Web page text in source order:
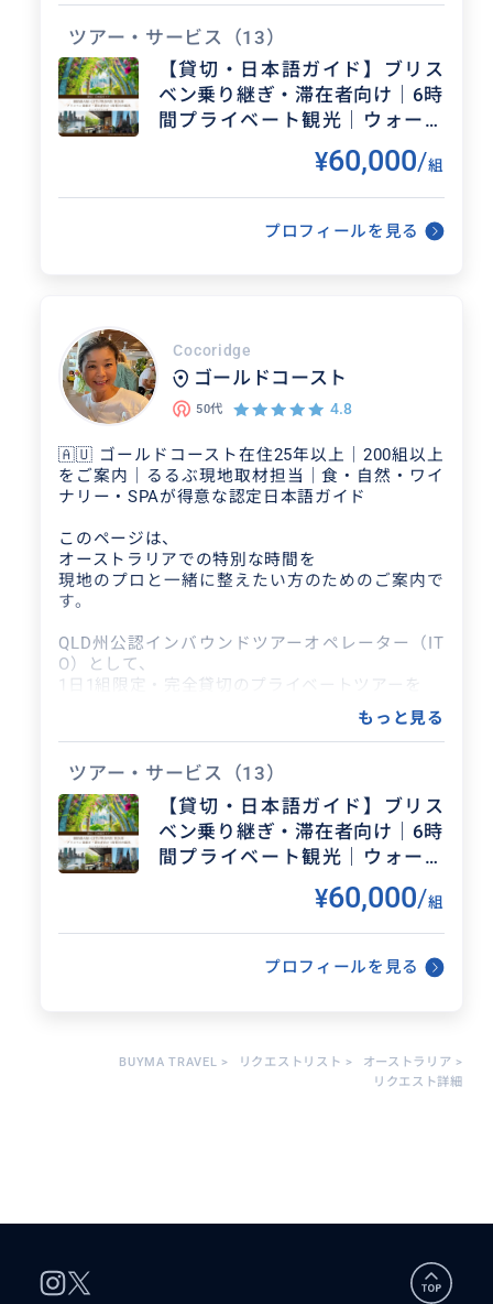
観光地を詰め込む旅ではなく、
お客様のペースと関心に合わせた
無理のない時間設計を大切にしています。
◼️ ガイドについて
・ゴールドコースト在住25年以上
・旅行情報誌「るるぶ」ゴールドコースト版の
ビジネス渡航者まで200組以上をご案内
・日本語・英語バイリンガル対応
・得意分野：自然体験・ワイナリー・
ご相談いただけます。
「何をしたらいいか分からない」
「詰め込みすぎたくない」
そんなご相談から一緒に組み立てていきます。
◼️ 移動について
TESLA Model Y（1〜3名様）または
VW Multivan（4〜6名様）の
清潔で快適な専用車でご案内します。
◼️ 選べる2プラン
【STANDARD PLAN】
日本語ガイド＋専用車でのご案内
す。
【PREMIUM PLAN】
事前アイテナリー作成・旅行全体の相談も
回数無制限でサポートします。
◼️ ご提供内容
✔ 1日1組限定・完全貸切
✔ 日本語ガイド・通訳対応
✔ TESLA または VW Multivan での専用車移動
✔ 事前相談〜当日の調整まで一貫サポート
✔ SPA・レストラン・アクティビティの手配も対
応
気になっていることをメッセージでお知らせくだ
ツアー・サービス
（13）
【貸切・日本語ガイド】ブリス
ベン乗り継ぎ・滞在者向け｜6時
間プライベート観光｜ウォータ
ーフロントランチ込みプランあ
¥60,000/組
プロフィールを見る
Cocoridge
ゴールドコースト
50代 4.8
🇦🇺 ゴールドコースト在住25年以上｜200組以上
をご案内｜るるぶ現地取材担当｜食・自然・ワイ
ナリー・SPAが得意な認定日本語ガイド
このページは、
オーストラリアでの特別な時間を
現地のプロと一緒に整えたい方のためのご案内で
す。
QLD州公認インバウンドツアーオペレーター（IT
O）として、
1日1組限定・完全貸切のプライベートツアーを
観光地を詰め込む旅ではなく、
お客様のペースと関心に合わせた
無理のない時間設計を大切にしています。
◼️ ガイドについて
・ゴールドコースト在住25年以上
・旅行情報誌「るるぶ」ゴールドコースト版の
ビジネス渡航者まで200組以上をご案内
・日本語・英語バイリンガル対応
・得意分野：自然体験・ワイナリー・
ご相談いただけます。
清潔で快適な専用車でご案内します。
◼️ 選べる2プラン
もっと見る
ツアー・サービス （13）
【貸切・日本語ガイド】ブリス
ベン乗り継ぎ・滞在者向け｜6時
間プライベート観光｜ウォータ
ーフロントランチ込みプランあ
¥60,000/組
プロフィールを見る
BUYMA TRAVEL > リクエストリスト > オーストラリア >
リクエスト詳細